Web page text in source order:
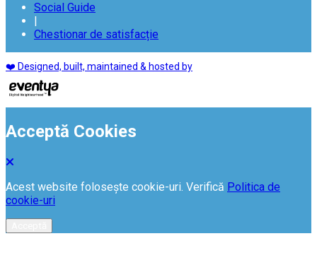
Social Guide
Chestionar de satisfacție
❤️ Designed, built, maintained & hosted by
Acceptă Cookies
Acest website folosește cookie-uri. Verifică Politica de
cookie-uri